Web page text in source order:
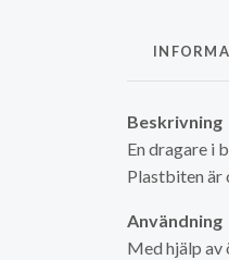
Beskrivning
En dragare i
Plastbiten är
Användning
Med hjälp av